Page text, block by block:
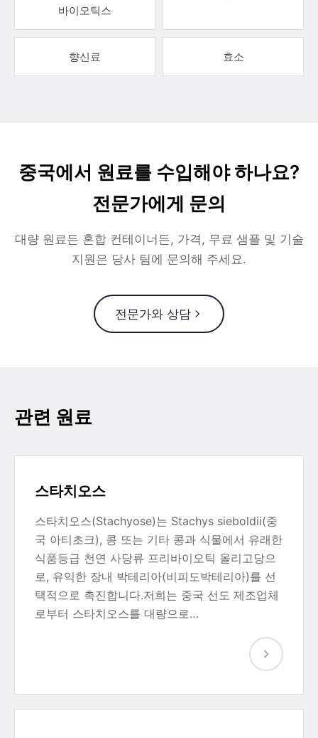
바이오틱스
향신료 효소
중국에서 원료를 수입해야 하나요?
전문가에게 문의
대량 원료든 혼합 컨테이너든, 가격, 무료 샘플 및 기술
지원은 당사 팀에 문의해 주세요.
전문가와 상담
관련 원료
스타치오스
스타치오스(Stachyose)는 Stachys sieboldii(중
국 아티초크), 콩 또는 기타 콩과 식물에서 유래한
식품등급 천연 사당류 프리바이오틱 올리고당으
로, 유익한 장내 박테리아(비피도박테리아)를 선
택적으로 촉진합니다.저희는 중국 선도 제조업체
로부터 스타치오스를 대량으로…